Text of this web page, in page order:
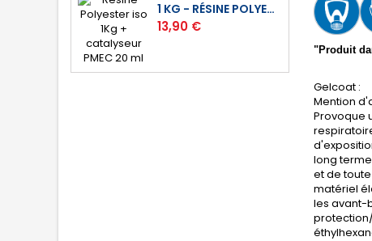
1 KG - RÉSINE POLYESTER ISO DE STRATIFICATION
Prix
13,90 €
"Produit
Gelcoat :
Mention
Provoque
long
et de
matériel
les avant-